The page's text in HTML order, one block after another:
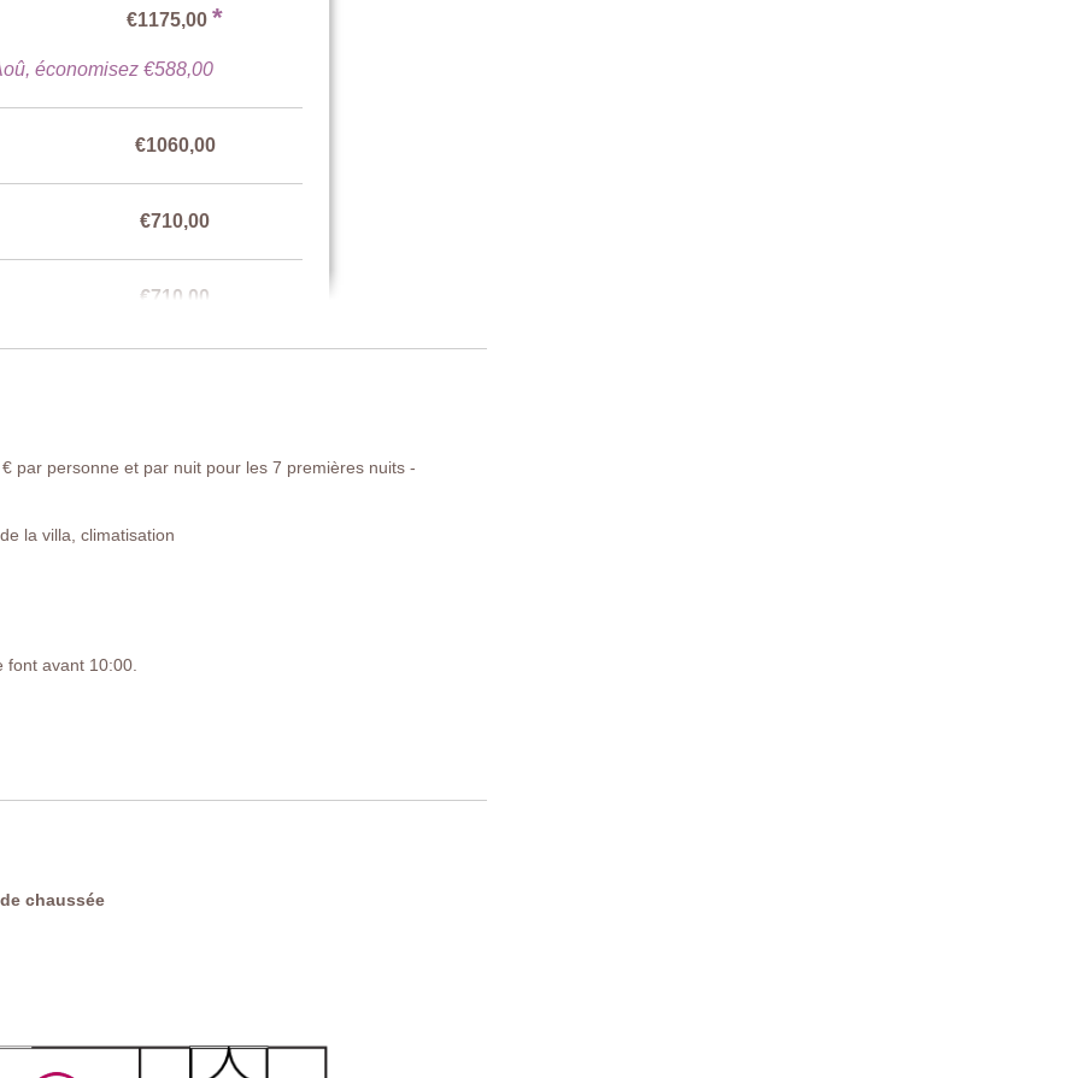
€1175,00*
économisez €588,00
€1060,00
€710,00
€710,00
par personne et par nuit pour les 7 premières nuits -
la villa, climatisation
avant 10:00.
chaussée